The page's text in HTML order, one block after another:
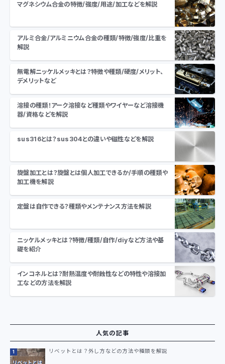
マグネシウム合金の特徴/強度/用途/加工などを解説
アルミ合金/アルミニウム合金の種類/特徴/強度/比重を
解説
無電解ニッケルメッキとは？特徴や種類/硬度/メリット、
デメリットなど
溶接の種類！アーク溶接など種類やワイヤーなど溶接機
器/資格などを解説
sus316とは？sus304との違いや磁性などを解説
旋盤加工とは？旋盤とは個人加工できるか/手順の種類や
加工機を解説
定盤は自作できる？種類やメンテナンス方法を解説
ニッケルメッキとは？特徴/種類/自作/diyなど方法や基
礎を紹介
インコネルとは？耐熱温度や耐蝕性などの特性や溶接加
工などの方法を解説
人気の記事
リベットとは？外し方などの方法や種類を解説